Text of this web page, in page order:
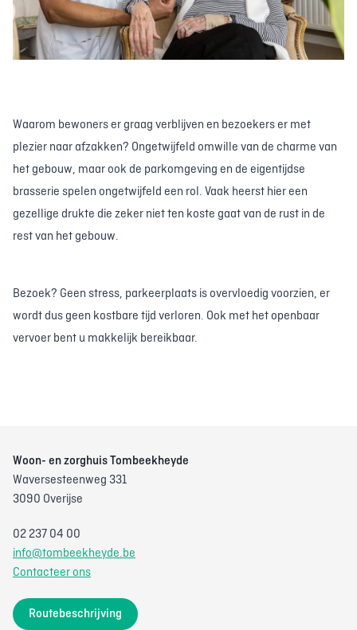
Waarom bewoners er graag verblijven en bezoekers er met
plezier naar afzakken? Ongetwijfeld omwille van de charme van
het gebouw, maar ook de parkomgeving en de eigentijdse
brasserie spelen ongetwijfeld een rol. Vaak heerst hier een
gezellige drukte die zeker niet ten koste gaat van de rust in de
rest van het gebouw.
Bezoek? Geen stress, parkeerplaats is overvloedig voorzien, er
wordt dus geen kostbare tijd verloren. Ook met het openbaar
vervoer bent u makkelijk bereikbaar.
Woon- en zorghuis Tombeekheyde
Waversesteenweg 331
3090 Overijse
02 237 04 00
info@tombeekheyde.be
Contacteer ons
Routebeschrijving